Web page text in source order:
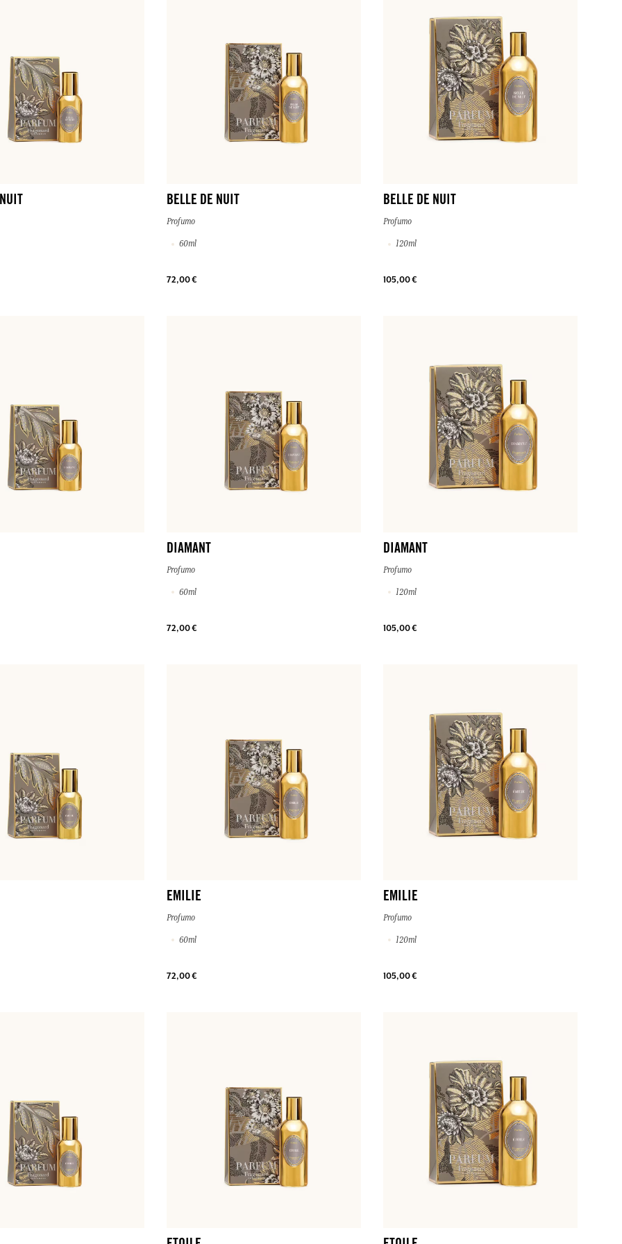
BELLE DE NUIT
Profumo
60ml
72,00 €
BELLE DE NUIT
Profumo
120ml
105,00 €
DIAMANT
Profumo
60ml
72,00 €
DIAMANT
Profumo
120ml
105,00 €
EMILIE
Profumo
60ml
72,00 €
EMILIE
Profumo
120ml
105,00 €